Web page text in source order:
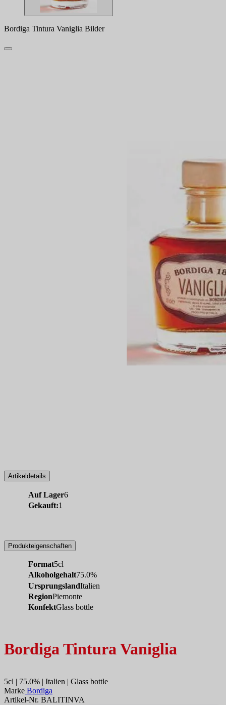
Bordiga Tintura Vaniglia Bilder
Artikeldetails
Auf Lager6
Gekauft:1
Produkteigenschaften
Format5cl
Alkoholgehalt75.0%
UrsprungslandItalien
RegionPiemonte
KonfektGlass bottle
Bordiga Tintura Vaniglia
5cl | 75.0% | Italien | Glass bottle
Marke Bordiga
Artikel-Nr. BALITINVA